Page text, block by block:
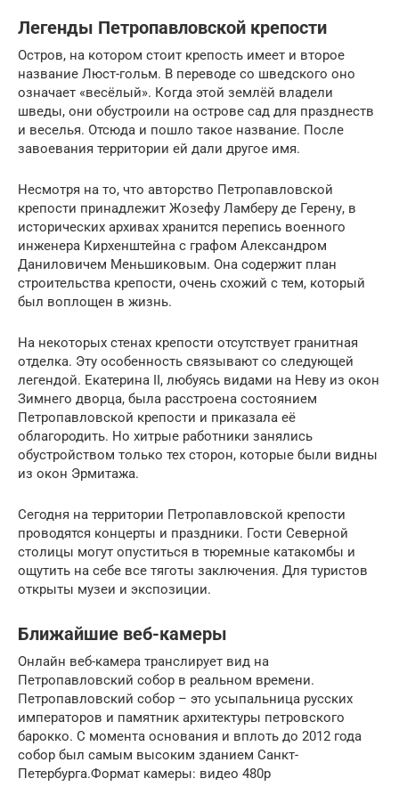
Легенды Петропавловской крепости
Остров, на котором стоит крепость имеет и второе
название Люст-гольм. В переводе со шведского оно
означает «весёлый». Когда этой землёй владели
шведы, они обустроили на острове сад для празднеств
и веселья. Отсюда и пошло такое название. После
завоевания территории ей дали другое имя.
Несмотря на то, что авторство Петропавловской
крепости принадлежит Жозефу Ламберу де Герену, в
исторических архивах хранится перепись военного
инженера Кирхенштейна с графом Александром
Даниловичем Меньшиковым. Она содержит план
строительства крепости, очень схожий с тем, который
был воплощен в жизнь.
На некоторых стенах крепости отсутствует гранитная
отделка. Эту особенность связывают со следующей
легендой. Екатерина II, любуясь видами на Неву из окон
Зимнего дворца, была расстроена состоянием
Петропавловской крепости и приказала её
облагородить. Но хитрые работники занялись
обустройством только тех сторон, которые были видны
из окон Эрмитажа.
Сегодня на территории Петропавловской крепости
проводятся концерты и праздники. Гости Северной
столицы могут опуститься в тюремные катакомбы и
ощутить на себе все тяготы заключения. Для туристов
открыты музеи и экспозиции.
Ближайшие веб-камеры
Онлайн веб-камера транслирует вид на
Петропавловский собор в реальном времени.
Петропавловский собор – это усыпальница русских
императоров и памятник архитектуры петровского
барокко. С момента основания и вплоть до 2012 года
собор был самым высоким зданием Санкт-
Петербурга.Формат камеры: видео 480p